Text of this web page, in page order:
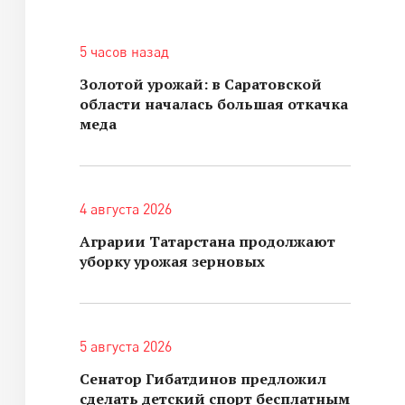
5 часов назад
Золотой урожай: в Саратовской
области началась большая откачка
меда
4 августа 2026
Аграрии Татарстана продолжают
уборку урожая зерновых
5 августа 2026
Сенатор Гибатдинов предложил
сделать детский спорт бесплатным